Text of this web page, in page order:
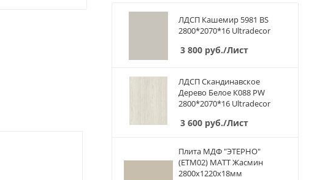
ЛДСП Кашемир 5981 BS
2800*2070*16 Ultradecor
3 800 руб./Лист
ЛДСП Скандинавское
Дерево Белое К088 PW
2800*2070*16 Ultradecor
3 600 руб./Лист
Плита МДФ "ЭТЕРНО"
(ETM02) МАТТ Жасмин
2800х1220х18мм